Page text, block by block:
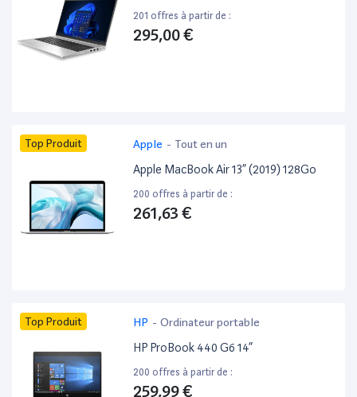
201 offres à partir de :
295,00 €
Top Produit Apple - Tout en un
Apple MacBook Air 13” (2019) 128Go
200 offres à partir de :
261,63 €
Top Produit HP - Ordinateur portable
HP ProBook 440 G6 14”
200 offres à partir de :
259,99 €